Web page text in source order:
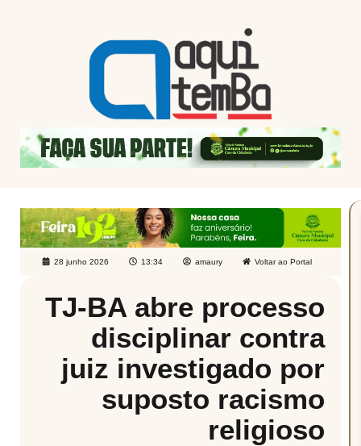
28 junho 2026 13:34 amaury Voltar ao Portal
TJ-BA abre processo
disciplinar contra
juiz investigado por
suposto racismo
religioso